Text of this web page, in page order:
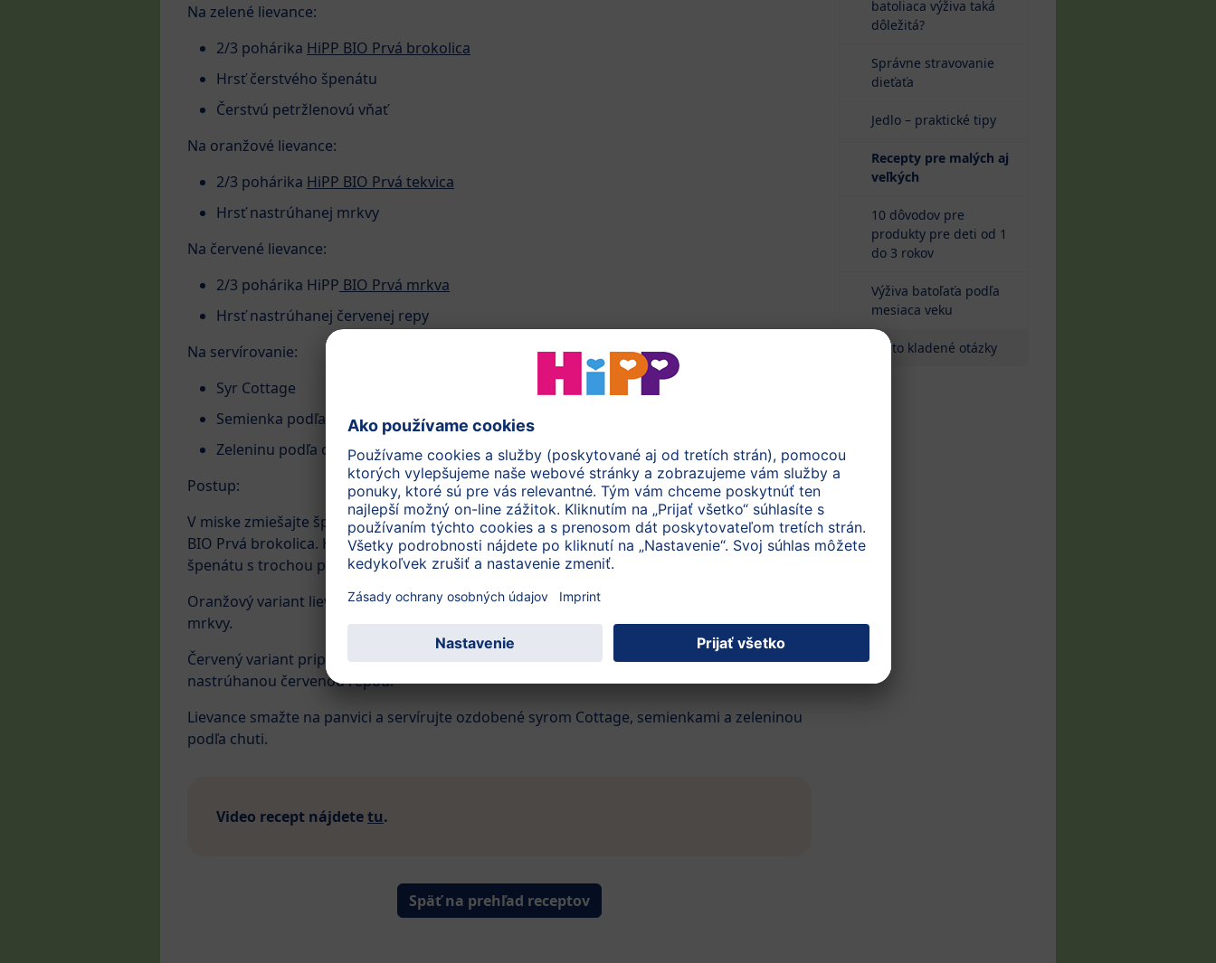
Na zelené lievance:
2/3 pohárika HiPP BIO Prvá brokolica
Hrsť čerstvého špenátu
Čerstvú petržlenovú vňať
Na oranžové lievance:
2/3 pohárika HiPP BIO Prvá tekvica
Hrsť nastrúhanej mrkvy
Na červené lievance:
2/3 pohárika HiPP BIO Prvá mrkva
Hrsť nastrúhanej červenej repy
Na servírovanie:
Syr Cottage
Semienka podľa chuti
Zeleninu podľa chuti
Postup:
V miske zmiešajte špaldovú múku, mlieko, vajce, prášok do pečiva, štipku soli a pyré HiPP
BIO Prvá brokolica. Hneď ako bude cesto hladké a bez hrudiek, pridajte hrsť nasekaného
špenátu s trochou petržlenovej vňate.
Oranžový variant lievancov získate použitím pohárika HiPP BIO Prvá tekvica a nastrúhanej
mrkvy.
Červený variant pripravíte zmiešaním cesta na lievance s pohárikom HiPP BIO Prva mrkva a
nastrúhanou červenou repou.
Lievance smažte na panvici a servírujte ozdobené syrom Cottage, semienkami a zeleninou
podľa chuti.
Video recept nájdetetu.
Späť na prehľad receptov
batoliaca výživa taká
dôležitá?
Správne stravovanie
dieťaťa
Jedlo – praktické tipy
Recepty pre malých aj
veľkých
10 dôvodov pre
produkty pre deti od 1
do 3 rokov
Výživa batoľaťa podľa
mesiaca veku
Často kladené otázky